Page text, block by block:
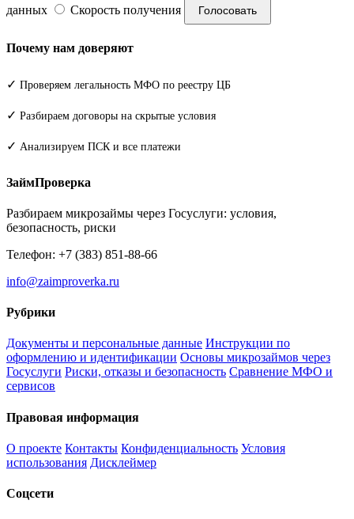
данных Скорость получения Голосовать
Почему нам доверяют
✓ Проверяем легальность МФО по реестру ЦБ
✓ Разбираем договоры на скрытые условия
✓ Анализируем ПСК и все платежи
ЗаймПроверка
Разбираем микрозаймы через Госуслуги: условия,
безопасность, риски
Телефон: +7 (383) 851-88-66
info@zaimproverka.ru
Рубрики
Документы и персональные данные Инструкции по
оформлению и идентификации Основы микрозаймов через
Госуслуги Риски, отказы и безопасность Сравнение МФО и
сервисов
Правовая информация
О проекте Контакты Конфиденциальность Условия
использования Дисклеймер
Соцсети